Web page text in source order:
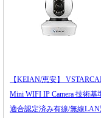
【KEIAN/恵安】
Mini WIFI IP Camera 技術基
適合認定済み有線/無線